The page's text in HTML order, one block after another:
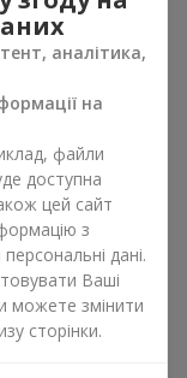
аналітика,
на
файли
доступна
цей сайт
з
дані.
Ваші
можете змінити
сторінки.